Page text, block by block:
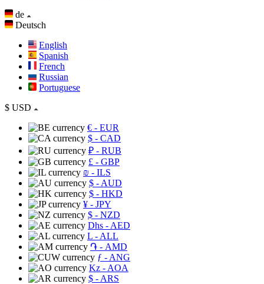
de
Deutsch
English
Spanish
French
Russian
Portuguese
$ USD
€ - EUR
$ - CAD
₽ - RUB
£ - GBP
₪ - ILS
$ - AUD
$ - HKD
¥ - JPY
$ - NZD
Dhs - AED
L - ALL
֏ - AMD
ƒ - ANG
Kz - AOA
$ - ARS